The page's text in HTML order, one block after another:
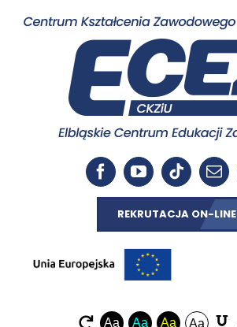
REKRUTACJA ON-LINE
Aa Aa Aa Aa